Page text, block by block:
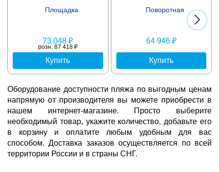
73 048 ₽
розн. 87 418 ₽
Купить
64 946 ₽
Купить
Оборудование доступности пляжа по выгодным ценам
напрямую от производителя вы можете приобрести в
нашем интернет-магазине. Просто выберите
необходимый товар, укажите количество, добавьте его
в корзину и оплатите любым удобным для вас
способом. Доставка заказов осуществляется по всей
территории России и в страны СНГ.